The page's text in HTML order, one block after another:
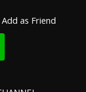
as Friend